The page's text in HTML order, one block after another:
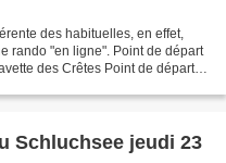
des habituelles, en effet,
rando "en ligne". Point de départ
des Crêtes Point de départ
jeudi 23